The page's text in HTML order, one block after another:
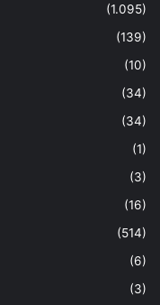
(1.095)
(139)
(10)
(34)
(34)
(1)
(3)
(16)
(514)
(6)
(3)